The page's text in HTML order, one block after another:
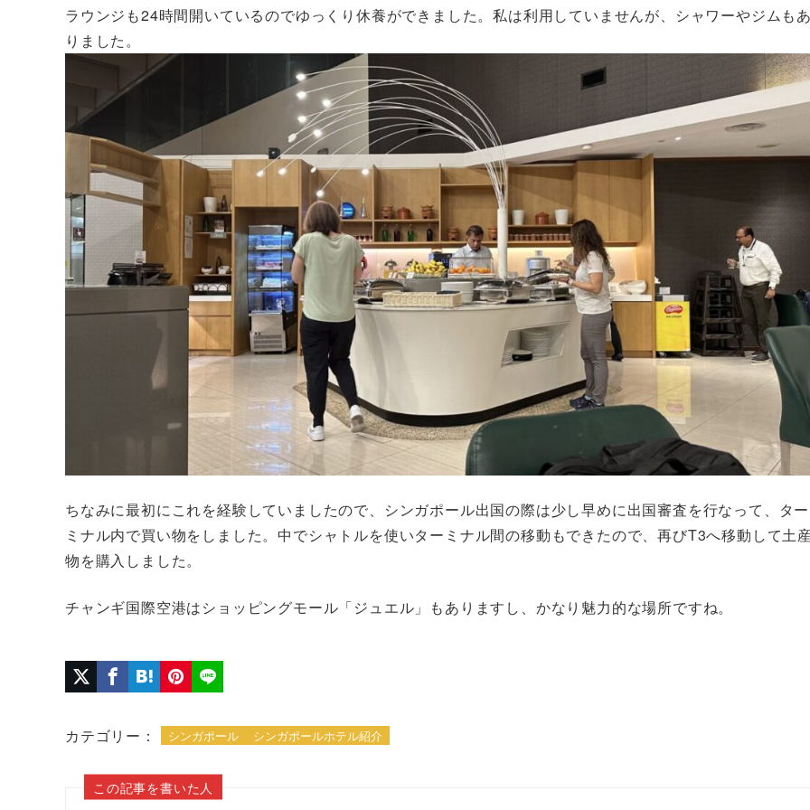
ラウンジも24時間開いているのでゆっくり休養ができました。私は利用していませんが、シャワーやジムも
りました。
ちなみに最初にこれを経験していましたので、シンガポール出国の際は少し早めに出国審査を行なって、ター
ミナル内で買い物をしました。中でシャトルを使いターミナル間の移動もできたので、再びT3へ移動して土
物を購入しました。
チャンギ国際空港はショッピングモール「ジュエル」もありますし、かなり魅力的な場所ですね。
カテゴリー： シンガポール シンガポールホテル紹介
この記事を書いた人